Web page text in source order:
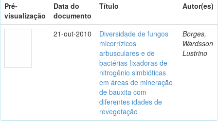
Pré-
visualização
Data do
documento
Título Autor(es)
21-out-2010
Diversidade de fungos
micorrízicos
arbusculares e de
bactérias fixadoras de
nitrogênio simbióticas
em áreas de mineração
de bauxita com
diferentes idades de
revegetação
Borges,
Wardsson
Lustrino